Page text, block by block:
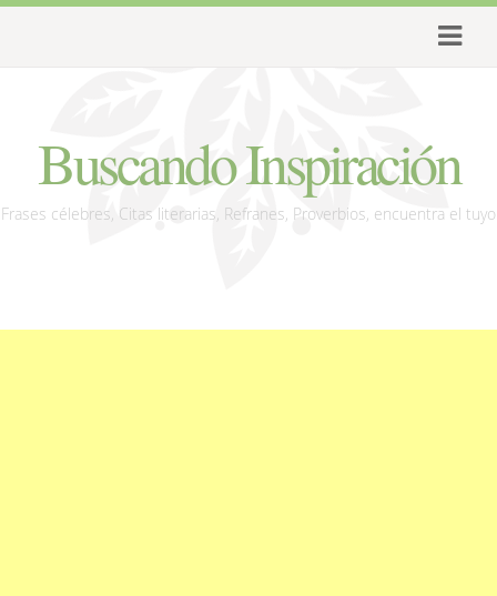
Buscando Inspiración
Frases célebres, Citas literarias, Refranes, Proverbios, encuentra el tuyo